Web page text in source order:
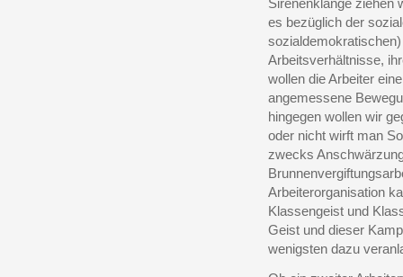
Sirenenklänge ziehen
es bezüglich der
Arbeitsverhältnisse,
wollen die Arbeiter
angemessene
hingegen wollen wir
oder nicht wirft man
zwecks
Arbeiterorganisation
Klassengeist und
Geist und dieser
wenigsten dazu